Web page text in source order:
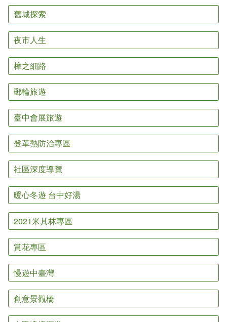
舊城探索
夜市人生
樟之細路
郵輪旅遊
臺中會展旅遊
登革熱防治專區
社區深度導覽
暖心冬遊 台中好湯
2021米其林專區
賞花專區
慢遊中臺灣
創意景觀橋